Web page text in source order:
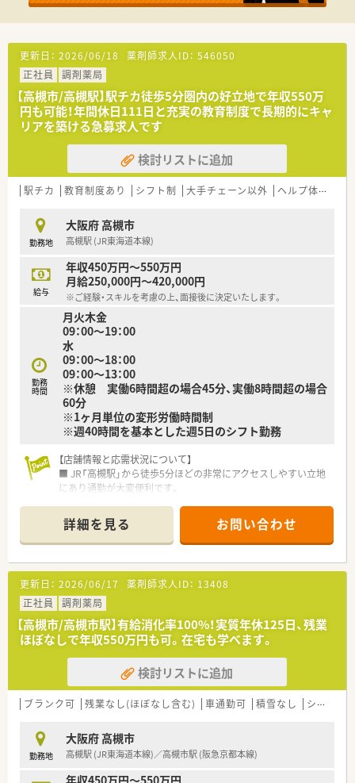
ュニケーションが魅力です。
■代表2名とも現場経験が豊富な薬剤師のため、現場目線に立っ
■ご友人の紹介で入職された方も多く、職員はお人柄の良い方ば
かりで人間関係も良好です。
更新日： 2026/06/18 薬剤師求人ID： 546050
正社員
調剤薬局
【高槻市/高槻駅】駅チカ徒歩5分圏内の好立地で年収550万
円も可能！年間休日111日と充実の教育制度で長期的にキャ
リアを築ける急募求人です
検討リストに追加
駅チカ 教育制度あり シフト制 大手チェーン以外 ヘルプ体制充実
勤務地
大阪府 高槻市
高槻駅 (JR東海道本線)
給与
年収450万円～550万円
月給250,000円～420,000円
※ご経験・スキルを考慮の上、面接後に決定いたします。
勤務
時間
月火木金
09：00～19：00
水
09：00～18：00
09：00～13：00
※休憩 実働6時間超の場合45分、実働8時間超の場合
60分
※1ヶ月単位の変形労働時間制
※週40時間を基本とした週5日のシフト勤務
【店舗情報と応需状況について】
■ JR「高槻駅」から徒歩5分ほどの非常にアクセスしやすい立地
にあり通勤が大変便利です。
宅業務も行っており、1日約100枚の処方箋に応需しています。
■ 薬剤師は常勤3名、パート4名の計7名体制で、事務員2名と共
に協力しながら業務を円滑に進めている環境です。
【法人特徴について】
■ 薬局経営に加え、介護事業や自社でのOTC開発販売も手掛け
ており、幅広い医療分野に関わっている成長中の法人です。
■ 福岡県内を中心に佐賀や熊本などの九州地方に加え、関東圏・
関西圏にも進出し現在80店舗を展開しています。
■ 創業時より医療モール型の出店に力を入れており、地域の病
院と連携を深めハブのような役割を担っています。
【こんな方にオススメ】
■ 駅チカでアクセスが良く、プライベートとの両立**を重視し
■ 小児科や眼科などの専門的な科目を深く経験し、スキルを磨
きたいという意欲をお持ちの方におすすめできます。
■ 安定した経営基盤と26年連続昇給実績がある法人で、長期的
に安心してキャリアを築きたい方に適しています。
詳細を見る お問い合わせ
更新日： 2026/06/17 薬剤師求人ID： 13408
正社員
調剤薬局
【高槻市/高槻市駅】有給消化率100%！実質年休125日、残業
ほぼなしで年収550万円も可。在宅も学べます。
検討リストに追加
ブランク可 残業なし(ほぼなし含む) 車通勤可 積雪なし シフト制
勤務地
大阪府 高槻市
高槻駅 (JR東海道本線)／高槻市駅 (阪急京都本線)